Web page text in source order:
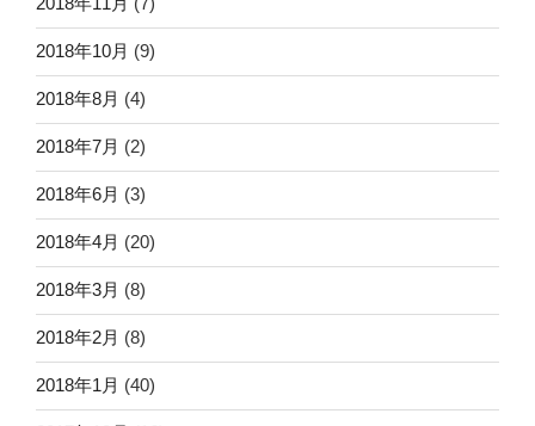
2018年10月 (9)
2018年8月 (4)
2018年7月 (2)
2018年6月 (3)
2018年4月 (20)
2018年3月 (8)
2018年2月 (8)
2018年1月 (40)